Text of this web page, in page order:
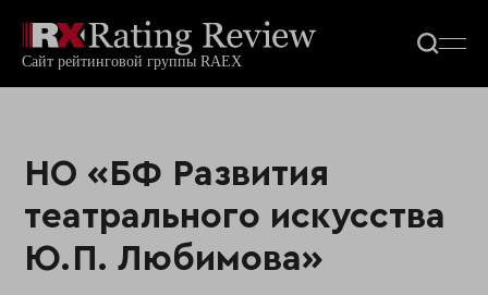
НО «БФ Развития
театрального искусства
Ю.П. Любимова»